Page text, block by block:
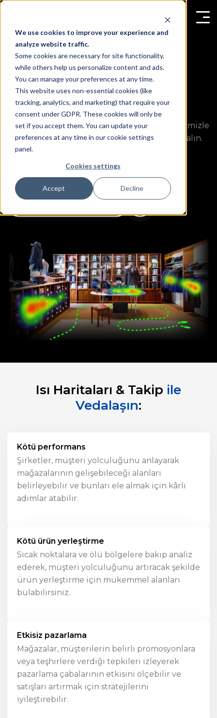
We use cookies to improve your experience and
analyze website traffic.
Some cookies are necessary for site functionality,
while others help us personalize content and ads.
You can manage your preferences at any time.
This website uses non-essential cookies (like
tracking, analytics, and marketing) that require your
consent under GDPR. These cookies will only be
set if you accept them. You can update your
preferences at any time in our cookie settings
panel.
Cookies settings
Accept Decline
Isı Haritaları & Takip
Müşteri takibinizi
hızlandırın
Isı haritalarımız ve tam ölçekli takip sistemlerimizle
müşteri yolculuğunuzun kontrolünü elinize alın.
Daha akıllıca takip etmenin, daha iyi optimize
etmenin ve işletmenizi gerçek bir müşteri
mıknatısına dönüştürmenin zamanı geldi.
Isı Haritaları & Takip ile
Vedalaşın:
Kötü performans
Şirketler, müşteri yolculuğunu anlayarak
mağazalarının gelişebileceği alanları
belirleyebilir ve bunları ele almak için kârlı
adımlar atabilir.
Kötü ürün yerleştirme
Sıcak noktalara ve ölü bölgelere bakıp analiz
ederek, müşteri yolculuğunu artıracak şekilde
ürün yerleştirme için mükemmel alanları
bulabilirsiniz.
Etkisiz pazarlama
Mağazalar, müşterilerin belirli promosyonlara
veya teşhirlere verdiği tepkileri izleyerek
pazarlama çabalarının etkisini ölçebilir ve
satışları artırmak için stratejilerini
iyileştirebilir.